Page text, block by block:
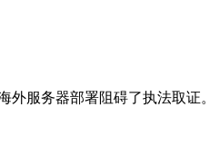
服务器部署阻碍了执法取证。